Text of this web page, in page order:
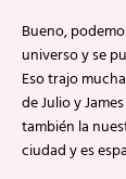
Bueno,
universo y se
Eso trajo
de Julio y
también la
ciudad y es